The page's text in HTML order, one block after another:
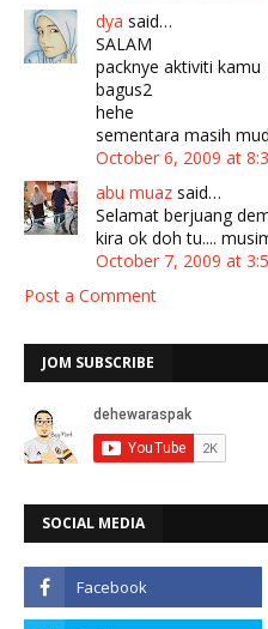
dya said…
SALAM
packnye aktiviti kamu
bagus2
hehe
sementara masih
October 6, 2009 at
abu muaz said…
Selamat berjuang
kira ok doh tu....
October 7, 2009 at
Post a Comment
JOM SUBSCRIBE
SOCIAL MEDIA